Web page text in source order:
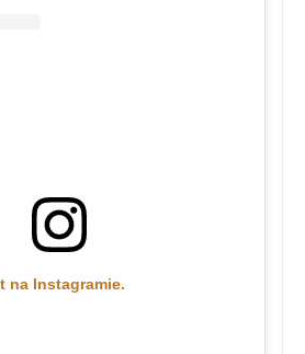
na Instagramie.